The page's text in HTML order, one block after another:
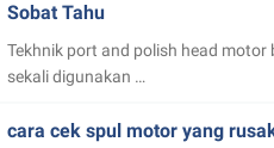
Sobat Tahu
Tekhnik port and polish head motor
sekali digunakan …
cara cek spul motor yang